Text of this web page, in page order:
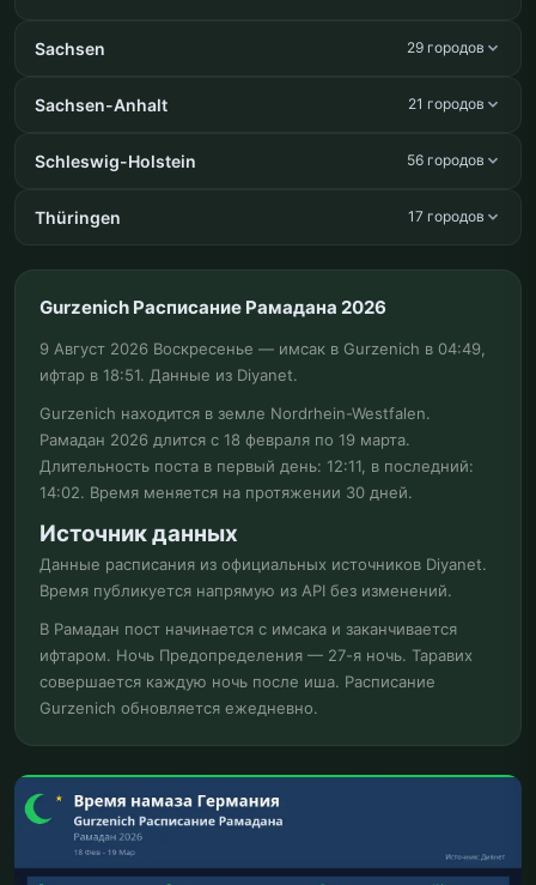
Sachsen 29 городов
Sachsen-Anhalt 21 городов
Schleswig-Holstein 56 городов
Thüringen 17 городов
Gurzenich Расписание Рамадана 2026
9 Август 2026 Воскресенье — имсак в Gurzenich в 04:49,
ифтар в 18:51. Данные из Diyanet.
Gurzenich находится в земле Nordrhein-Westfalen.
Рамадан 2026 длится с 18 февраля по 19 марта.
Длительность поста в первый день: 12:11, в последний:
14:02. Время меняется на протяжении 30 дней.
Источник данных
Данные расписания из официальных источников Diyanet.
Время публикуется напрямую из API без изменений.
В Рамадан пост начинается с имсака и заканчивается
ифтаром. Ночь Предопределения — 27-я ночь. Таравих
совершается каждую ночь после иша. Расписание
Gurzenich обновляется ежедневно.